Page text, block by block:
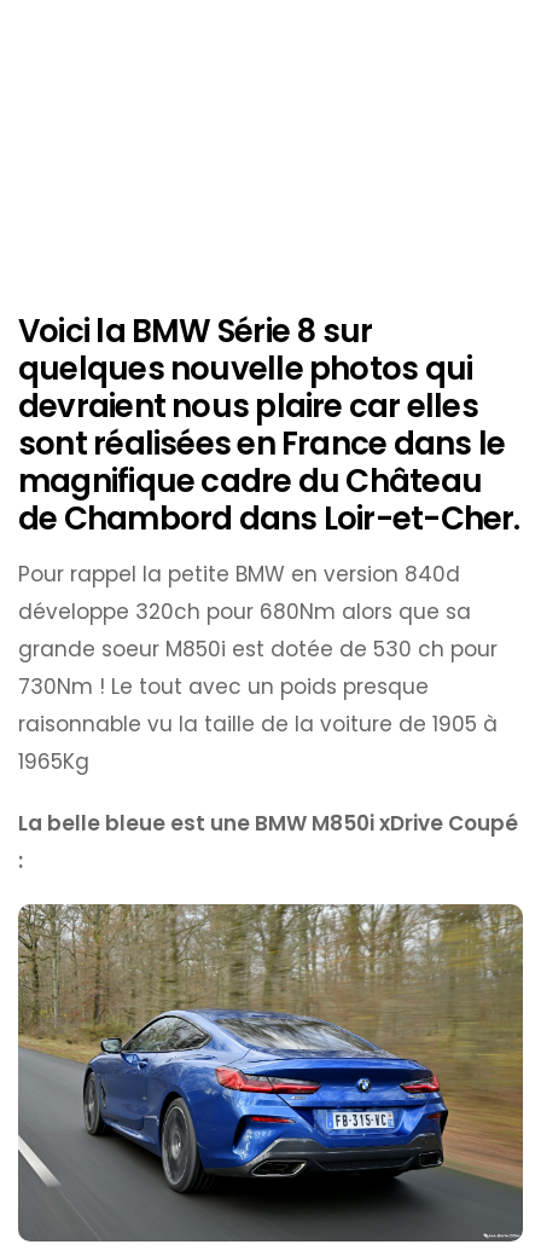
Voici la BMW Série 8 sur
quelques nouvelle photos qui
devraient nous plaire car elles
sont réalisées en France dans le
magnifique cadre du Château
de Chambord dans Loir-et-Cher.
Pour rappel la petite BMW en version 840d
développe 320ch pour 680Nm alors que sa
grande soeur M850i est dotée de 530 ch pour
730Nm ! Le tout avec un poids presque
raisonnable vu la taille de la voiture de 1905 à
1965Kg
La belle bleue est une BMW M850i xDrive Coupé
: